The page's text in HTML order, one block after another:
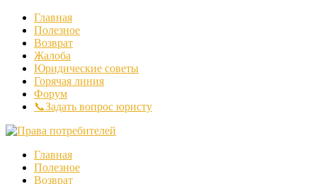
Главная
Полезное
Возврат
Жалоба
Юридические советы
Горячая линия
Форум
📞Задать вопрос юристу
Главная
Полезное
Возврат